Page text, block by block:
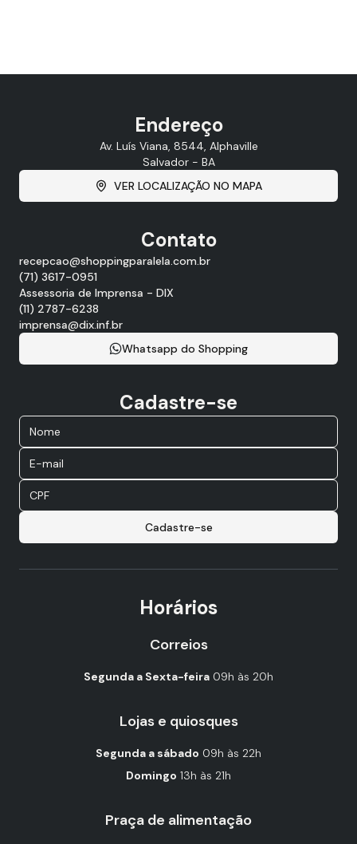
Endereço
Av. Luís Viana, 8544, Alphaville
Salvador - BA
VER LOCALIZAÇÃO NO MAPA
Contato
recepcao@shoppingparalela.com.br
(71) 3617-0951
Assessoria de Imprensa - DIX
(11) 2787-6238
imprensa@dix.inf.br
Whatsapp do Shopping
Cadastre-se
Cadastre-se
Horários
Correios
Segunda a Sexta-feira 09h às 20h
Lojas e quiosques
Segunda a sábado 09h às 22h
Domingo 13h às 21h
Praça de alimentação